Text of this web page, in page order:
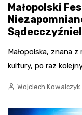
Małopolski
Sądecczyźnie!
Małopolska, znana
kultury, po raz
Wojciech Kowalczyk